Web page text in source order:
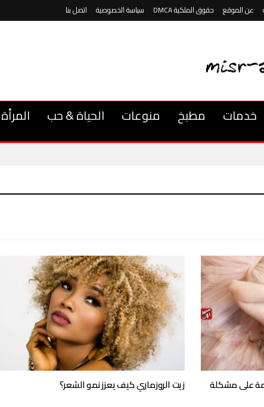
عن الموقع حقوق الملكية DMCA سياسة الخصوصية اتصل بنا
خدمات مطبخ منوعات الحياة & حب المرأة
على مشكلة زيت الروزماري كيف يعزز نمو الشعر؟